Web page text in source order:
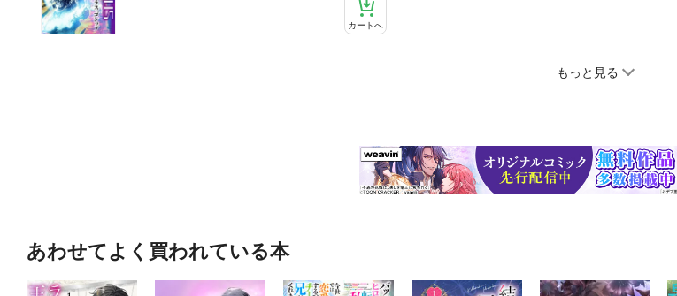
カートへ
もっと見る
あわせてよく買われている本